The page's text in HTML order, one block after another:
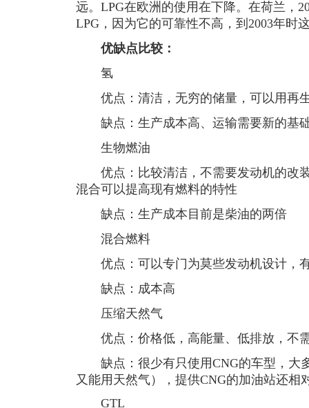
远。LPG在欧洲的使用在下降。在荷兰，
LPG，因为它的可靠性不高，到2003年时
优缺点比较：
氢
优点：清洁，无穷的储量，可以用再
缺点：生产成本高、运输需要新的基
生物燃油
优点：比较清洁，不需要发动机的改
混合可以提高现有燃料的特性
缺点：生产成本目前是柴油的两倍
混合燃料
优点：可以专门为莫些发动机设计，
缺点：成本高
压缩天然气
优点：价格低，高能量、低排放，不
缺点：很少有只使用CNG的车型，大
又能用天然气），提供CNG的加油站还相
GTL